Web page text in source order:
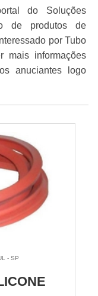
do Soluções
de produtos de
por Tubo
mais informações
anuciantes logo
- SP